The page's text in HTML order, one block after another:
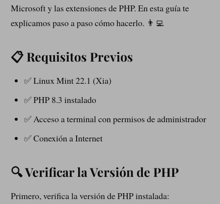
Microsoft y las extensiones de PHP. En esta guía te
explicamos paso a paso cómo hacerlo. 👨‍💻
📋 Requisitos Previos
✅ Linux Mint 22.1 (Xia)
✅ PHP 8.3 instalado
✅ Acceso a terminal con permisos de administrador
✅ Conexión a Internet
🔍 Verificar la Versión de PHP
Primero, verifica la versión de PHP instalada: